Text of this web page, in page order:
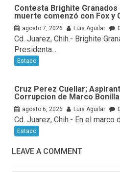
Contesta Brighite Granados
muerte comenzó con Fox y
agosto 7, 2026 Luis Aguilar 0
Cd. Juarez, Chih.- Brighite
Presidenta...
Estado
Cruz Perez Cuellar;
Corrupcion de Marco
agosto 6, 2026 Luis Aguilar 0
Cd. Juarez, Chih.- En el marco
Estado
LEAVE A COMMENT